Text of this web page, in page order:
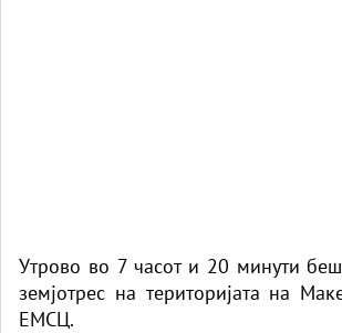
Утрово во 7 часот и 20 минути
земјотрес на територијата на
ЕМСЦ.